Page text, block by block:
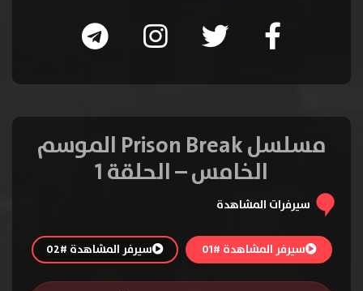
مسلسل Prison Break الموسم
الخامس – الحلقة 1
سيرفرات المشاهدة
سيرفر المشاهدة #01 سيرفر المشاهدة #02